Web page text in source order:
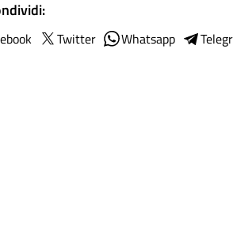
Twitter Whatsapp